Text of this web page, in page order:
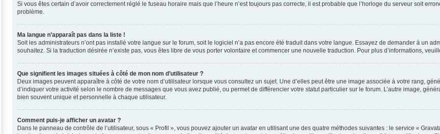
Si vous êtes certain d’avoir correctement réglé le fuseau horaire mais que l’heure n’est toujours pas correcte, il est probable que l’horloge du serveur soit
problème.
Ma langue n’apparaît pas dans la liste !
Soit les administrateurs n’ont pas installé votre langue sur le forum, soit le logiciel n’a pas encore été traduit dans votre langue. Essayez de demander à un
souhaitez. Si la traduction désirée n’existe pas, vous êtes libre de vous porter volontaire et commencer une nouvelle traduction. Pour plus d’informations,
Que signifient les images situées à côté de mon nom d’utilisateur ?
Deux images peuvent apparaître à côté de votre nom d’utilisateur lorsque vous consultez un sujet. Une d’elles peut être une image associée à votre rang,
d’indiquer votre activité selon le nombre de messages que vous avez publié, ou permet de différencier votre statut particulier sur le forum. L’autre image,
bien souvent unique et personnelle à chaque utilisateur.
Comment puis-je afficher un avatar ?
Dans le panneau de contrôle de l’utilisateur, sous « Profil », vous pouvez ajouter un avatar en utilisant une des quatre méthodes suivantes : le service «